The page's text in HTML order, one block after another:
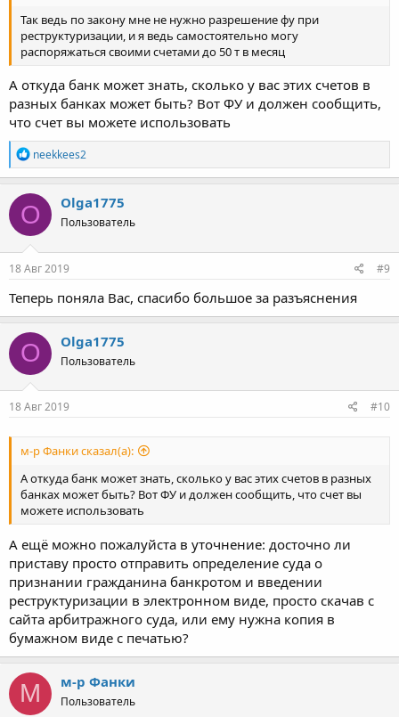
Так ведь по закону мне не нужно разрешение фу при
реструктуризации, и я ведь самостоятельно могу
распоряжаться своими счетами до 50 т в месяц
А откуда банк может знать, сколько у вас этих счетов в
разных банках может быть? Вот ФУ и должен сообщить,
что счет вы можете использовать
Р
е
а
к
ц
и
и
:
neekkees2
O Olga1775
Пользователь
18 Авг 2019 #9
Теперь поняла Вас, спасибо большое за разъяснения
O Olga1775
Пользователь
18 Авг 2019 #10
м-р Фанки сказал(а):
А откуда банк может знать, сколько у вас этих счетов в разных
банках может быть? Вот ФУ и должен сообщить, что счет вы
можете использовать
А ещё можно пожалуйста в уточнение: досточно ли
приставу просто отправить определение суда о
признании гражданина банкротом и введении
реструктуризации в электронном виде, просто скачав с
сайта арбитражного суда, или ему нужна копия в
бумажном виде с печатью?
М м-р Фанки
Пользователь